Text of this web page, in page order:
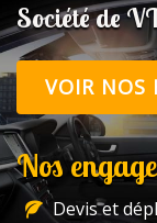
Société de
VOIR NOS
Nos
Devis et